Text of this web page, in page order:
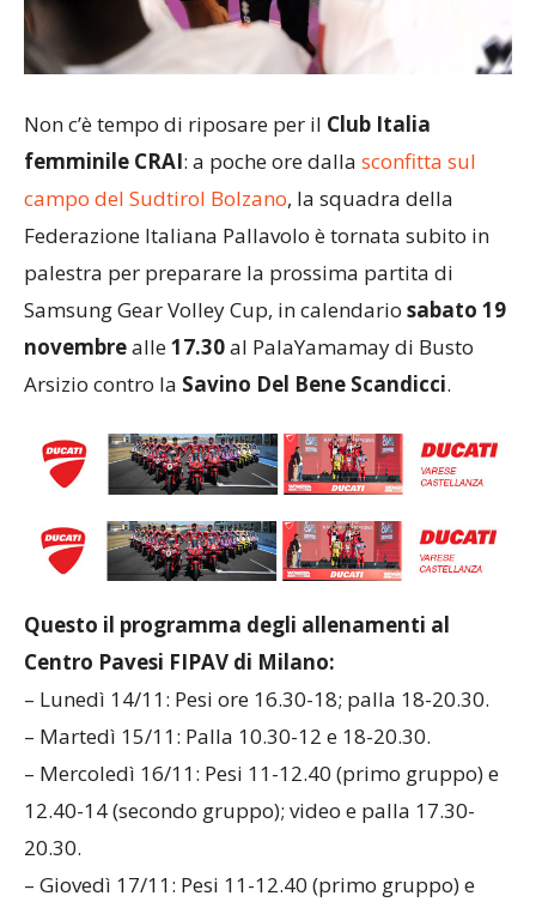
Non c’è tempo di riposare per il Club Italia
femminile CRAI: a poche ore dalla sconfitta sul
campo del Sudtirol Bolzano, la squadra della
Federazione Italiana Pallavolo è tornata subito in
palestra per preparare la prossima partita di
Samsung Gear Volley Cup, in calendario sabato 19
novembrealle17.30al PalaYamamay di Busto
Arsizio contro la Savino Del Bene Scandicci.
Questo il programma degli allenamenti al
Centro Pavesi FIPAV di Milano:
– Lunedì 14/11: Pesi ore 16.30-18; palla 18-20.30.
– Martedì 15/11: Palla 10.30-12 e 18-20.30.
– Mercoledì 16/11: Pesi 11-12.40 (primo gruppo) e
12.40-14 (secondo gruppo); video e palla 17.30-
20.30.
– Giovedì 17/11: Pesi 11-12.40 (primo gruppo) e